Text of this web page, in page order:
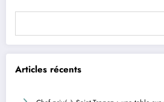
Articles récents